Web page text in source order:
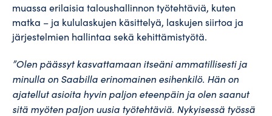
muassa erilaisia taloushallinnon työtehtäviä, kuten
matka – ja kululaskujen käsittelyä, laskujen siirtoa ja
järjestelmien hallintaa sekä kehittämistyötä.
”Olen päässyt kasvattamaan itseäni ammatillisesti ja
minulla on Saabilla erinomainen esihenkilö. Hän on
ajatellut asioita hyvin paljon eteenpäin ja olen saanut
sitä myöten paljon uusia työtehtäviä. Nykyisessä työssä